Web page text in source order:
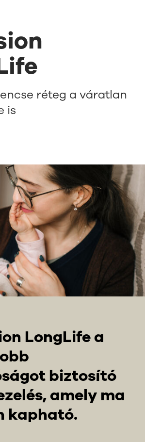
réteg a váratlan
is
LongLife a
biztosító
amely ma
kapható.